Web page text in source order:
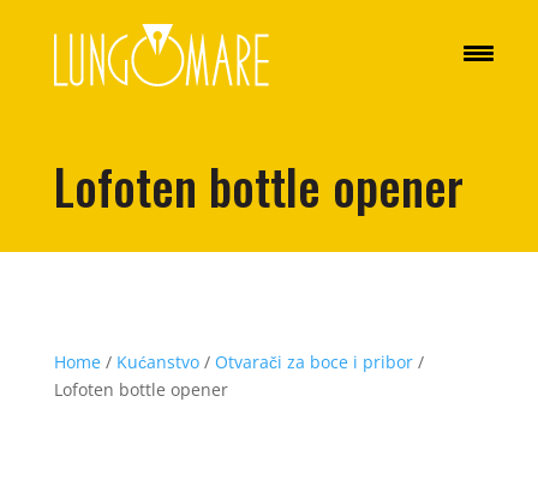
Lofoten bottle opener
Home/ Kućanstvo/ Otvarači za boce i pribor/
Lofoten bottle opener